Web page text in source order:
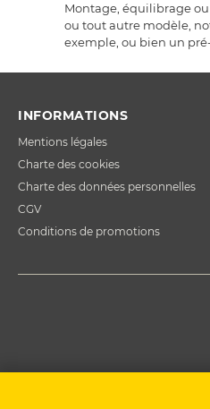
Montage, équilibrage ou
ou tout autre modèle,
exemple, ou bien un
INFORMATIONS
Mentions légales
Charte des cookies
Charte des données personnelles
CGV
Conditions de promotions